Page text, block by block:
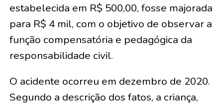
estabelecida em R$ 500,00, fosse majorada
para R$ 4 mil, com o objetivo de observar a
função compensatória e pedagógica da
responsabilidade civil.
O acidente ocorreu em dezembro de 2020.
Segundo a descrição dos fatos, a criança,